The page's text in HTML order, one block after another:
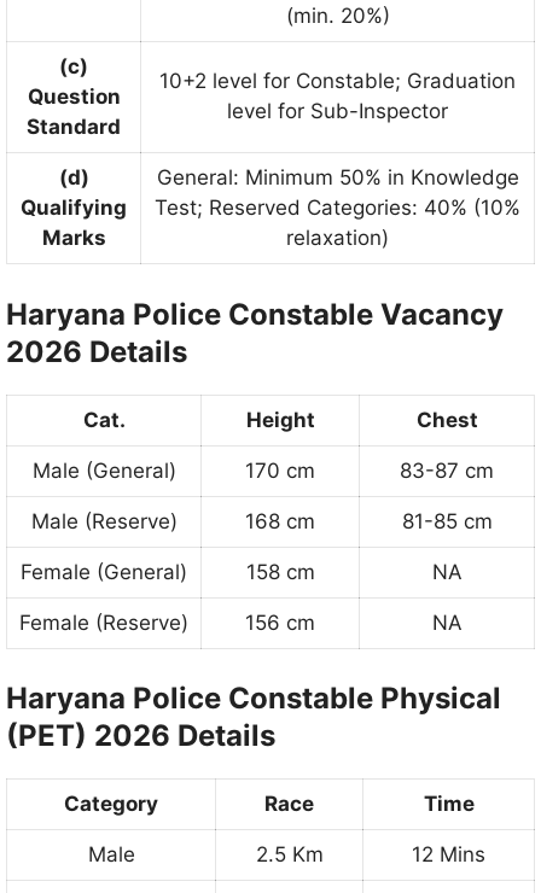
(min. 20%)
(c)
Question
Standard
10+2 level for Constable; Graduation
level for Sub-Inspector
(d)
Qualifying
Marks
General: Minimum 50% in Knowledge
Test; Reserved Categories: 40% (10%
relaxation)
Haryana Police Constable Vacancy
2026 Details
Cat. Height Chest
Male (General) 170 cm 83-87 cm
Male (Reserve) 168 cm 81-85 cm
Female (General) 158 cm NA
Female (Reserve) 156 cm NA
Haryana Police Constable Physical
(PET) 2026 Details
Category Race Time
Male 2.5 Km 12 Mins